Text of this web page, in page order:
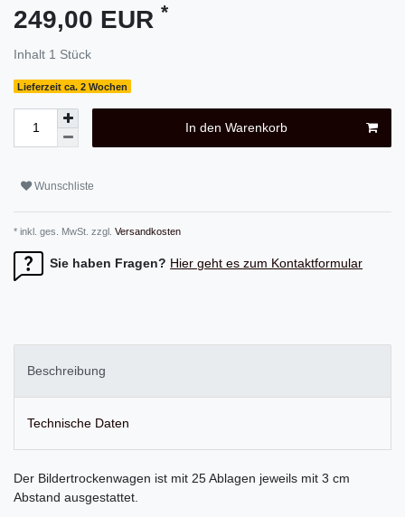
249,00 EUR *
Inhalt 1 Stück
Lieferzeit ca. 2 Wochen
In den Warenkorb
Wunschliste
* inkl. ges. MwSt. zzgl. Versandkosten
Sie haben Fragen? Hier geht es zum Kontaktformular
Beschreibung
Technische Daten
Der Bildertrockenwagen ist mit 25 Ablagen jeweils mit 3 cm
Abstand ausgestattet.